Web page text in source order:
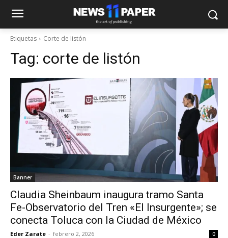
Etiquetas Corte de listón
Tag: corte de listón
Banner
Claudia Sheinbaum inaugura tramo Santa
Fe-Observatorio del Tren «El Insurgente»; se
conecta Toluca con la Ciudad de México
Eder Zarate - febrero 2, 2026 0